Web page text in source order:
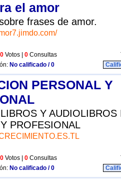
el amor
frases de amor.
0 Votos | 0 Consultas
No calificado / 0
PERSONAL Y
Y AUDIOLIBROS
PROFESIONAL
0 Votos | 0 Consultas
No calificado / 0